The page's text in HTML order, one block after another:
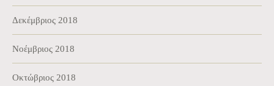
Δεκέμβριος 2018
Νοέμβριος 2018
Οκτώβριος 2018